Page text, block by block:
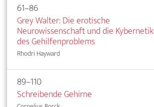
61–86
Grey Walter: Die erotische
Neurowissenschaft und die Kybernetik
des Gehilfenproblems
Rhodri Hayward
89–110
Schreibende Gehirne